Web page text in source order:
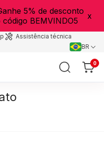
5% de desconto
BEMVINDO5
x
Assistência técnica
BR
0